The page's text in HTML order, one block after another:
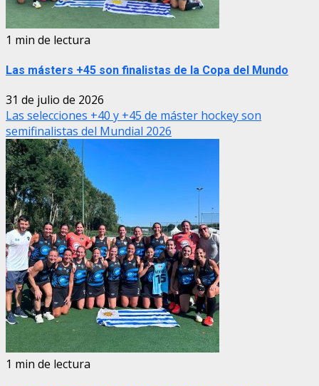
1 min de lectura
Las másters +45 son finalistas de la Copa del Mundo
31 de julio de 2026
Las selecciones +40 y +45 de máster hockey son
semifinalistas del Mundial 2026
1 min de lectura